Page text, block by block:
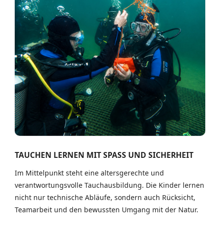
TAUCHEN LERNEN MIT SPASS UND SICHERHEIT
Im Mittelpunkt steht eine altersgerechte und
verantwortungsvolle Tauchausbildung. Die Kinder lernen
nicht nur technische Abläufe, sondern auch Rücksicht,
Teamarbeit und den bewussten Umgang mit der Natur.